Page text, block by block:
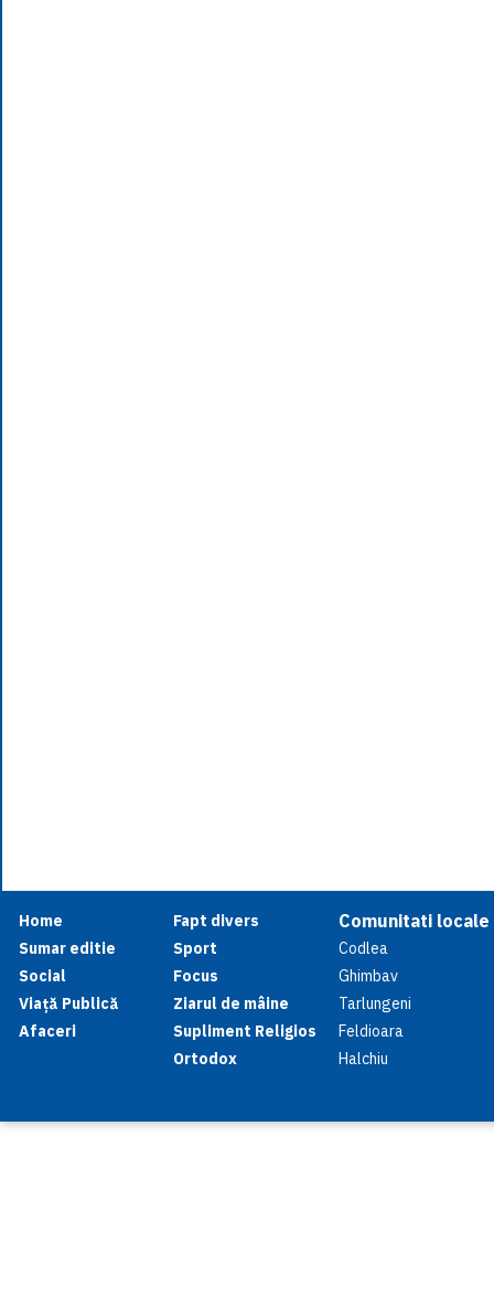
Home
Sumar editie
Social
Viață Publică
Afaceri
Fapt divers
Sport
Focus
Ziarul de mâine
Supliment Religios
Ortodox
Comunitati locale
Codlea
Ghimbav
Tarlungeni
Feldioara
Halchiu